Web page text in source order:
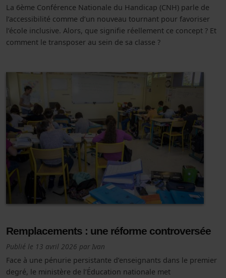
La 6ème Conférence Nationale du Handicap (CNH) parle de
l’accessibilité comme d’un nouveau tournant pour favoriser
l’école inclusive. Alors, que signifie réellement ce concept ? Et
comment le transposer au sein de sa classe ?
Remplacements : une réforme controversée
Publié le 13 avril 2026 parIvan
Face à une pénurie persistante d’enseignants dans le premier
degré, le ministère de l’Éducation nationale met